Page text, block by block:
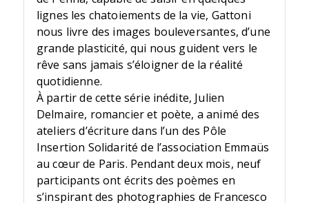
lignes les chatoiements de la vie, Gattoni
nous livre des images bouleversantes, d’une
grande plasticité, qui nous guident vers le
rêve sans jamais s’éloigner de la réalité
quotidienne.
À partir de cette série inédite, Julien
Delmaire, romancier et poète, a animé des
ateliers d’écriture dans l’un des Pôle
Insertion Solidarité de l’association Emmaüs
au cœur de Paris. Pendant deux mois, neuf
participants ont écrits des poèmes en
s’inspirant des photographies de Francesco